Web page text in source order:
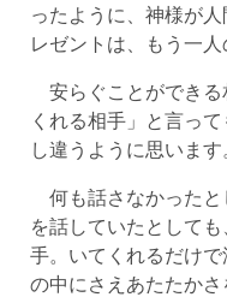
ったように、神様が
レゼントは、もう一人
安らぐことができる
くれる相手」と言っ
し違うように思います
何も話さなかったと
を話していたとして
手。いてくれるだけ
の中にさえあたたか